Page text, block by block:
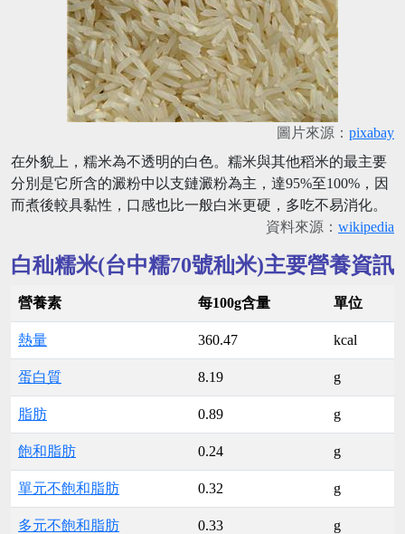
圖片來源： pixabay
在外貌上，糯米為不透明的白色。糯米與其他稻米的最主要
分別是它所含的澱粉中以支鏈澱粉為主，達95%至100%，因
而煮後較具黏性，口感也比一般白米更硬，多吃不易消化。
資料來源： wikipedia
白秈糯米(台中糯70號秈米)主要營養資訊
營養素 每100g含量 單位
熱量 360.47 kcal
蛋白質 8.19 g
脂肪 0.89 g
飽和脂肪 0.24 g
單元不飽和脂肪 0.32 g
多元不飽和脂肪 0.33 g